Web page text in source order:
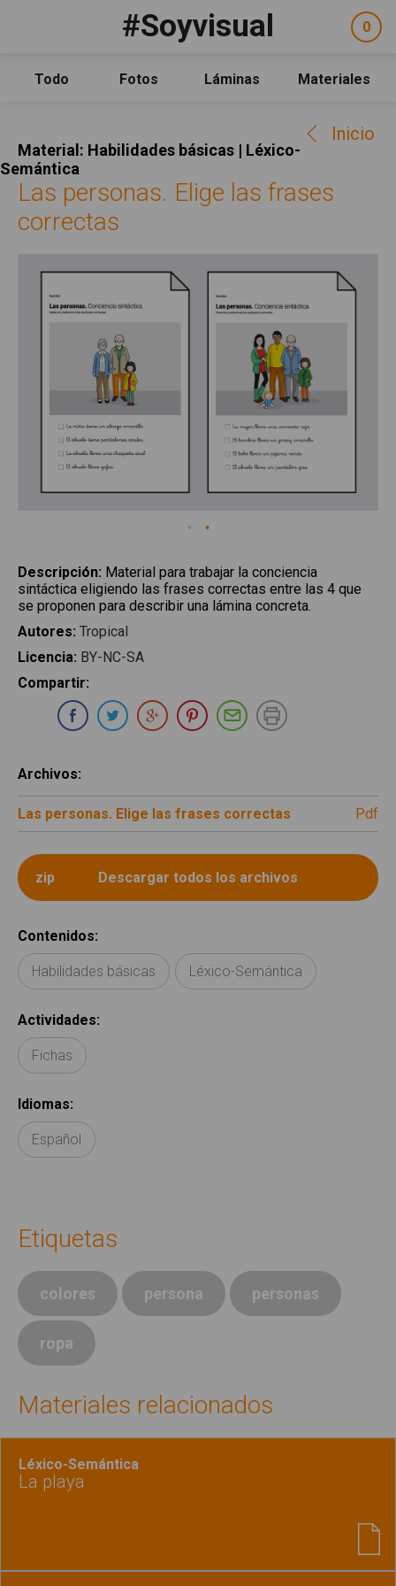
#Soyvisual
Todo
Fotos Láminas Materiales
0
Material: Habilidades básicas | Léxico-
Semántica
Inicio
Las personas. Elige las frases
correctas
Descripción: Material para trabajar la conciencia
sintáctica eligiendo las frases correctas entre las 4 que
se proponen para describir una lámina concreta.
Autores: Tropical
Licencia: BY-NC-SA
Compartir:
Compartir en Whatsapp
Compartir en Facebook
Compartir en Twitter
Compartir en Google Plus
Compartir en Pinterest
Compartir por E-
Archivos:
Las personas. Elige las frases correctas pdf
Contenidos:
Habilidades básicas Léxico-Semántica
Actividades:
Fichas
Idiomas:
Español
Etiquetas
colores persona personas
ropa
Materiales relacionados
Léxico-Semántica
La playa
FacebookYouTubeTwitter
Qué es #Soyvisual
Guía de uso
Contacto
Legal
Política de uso
Aviso Legal